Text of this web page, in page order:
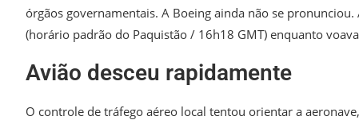
órgãos governamentais. A Boeing ainda não se
(horário padrão do Paquistão / 16h18 GMT) enquanto
Avião desceu rapidamente
O controle de tráfego aéreo local tentou orientar a